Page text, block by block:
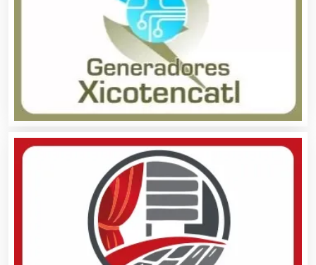
Autobuses
Automatización
Autopartes Eléctricas
Avaluos